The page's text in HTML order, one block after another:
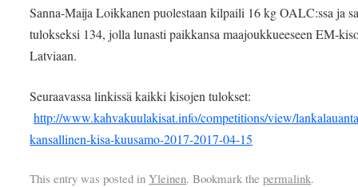
Sanna-Maija Loikkanen puolestaan kilpaili 16 kg OALC:ssa ja
tulokseksi 134, jolla lunasti paikkansa maajoukkueeseen EM-
Latviaan.
Seuraavassa linkissä kaikki kisojen tulokset:
http://www.kahvakuulakisat.info/competitions/view/
kansallinen-kisa-kuusamo-2017-2017-04-15
This entry was posted inYleinen. Bookmark thepermalink.